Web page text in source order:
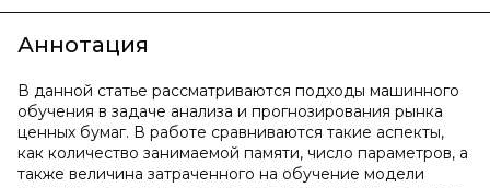
Аннотация
В данной статье рассматриваются подходы машинного
обучения в задаче анализа и прогнозирования рынка
ценных бумаг. В работе сравниваются такие аспекты,
как количество занимаемой памяти, число параметров, а
также величина затраченного на обучение модели